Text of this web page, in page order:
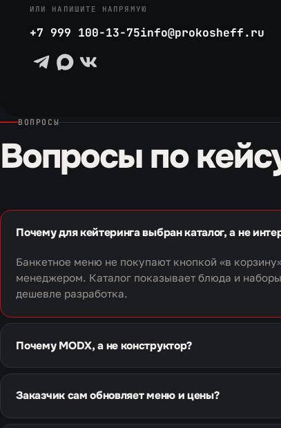
ИЛИ НАПИШИТЕ НАПРЯМУЮ
+7 999 100-13-75info@prokosheff.ru
ВОПРОСЫ
Вопросы по
Почему для кейтеринга выбран каталог, а не
Банкетное меню не покупают кнопкой «в
менеджером. Каталог показывает блюда и
дешевле разработка.
Почему MODX, а не конструктор?
Нужна была своя структура каталога с
заказчик правит сам. На конструкторе такую
Заказчик сам обновляет меню и цены?
Да, меню и цены заказчик ведёт сам: блюда,